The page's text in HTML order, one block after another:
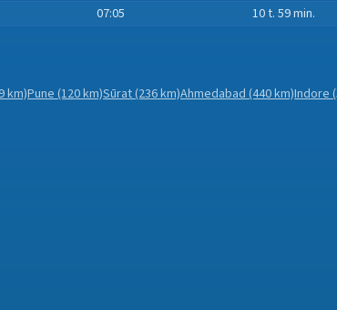
07:05 10 t. 59 min.
km)Pune(120 km)Sūrat(236 km)Ahmedabad(440 km)Indore